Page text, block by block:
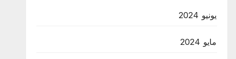
يونيو 2024
مايو 2024